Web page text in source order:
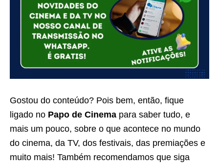
Gostou do conteúdo? Pois bem, então, fique
ligado no Papo de Cinema para saber tudo, e
mais um pouco, sobre o que acontece no mundo
do cinema, da TV, dos festivais, das premiações e
muito mais! Também recomendamos que siga